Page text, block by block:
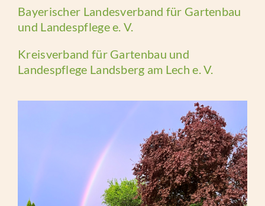
Bayerischer Landesverband für Gartenbau
und Landespflege e. V.
Kreisverband für Gartenbau und
Landespflege Landsberg am Lech e. V.